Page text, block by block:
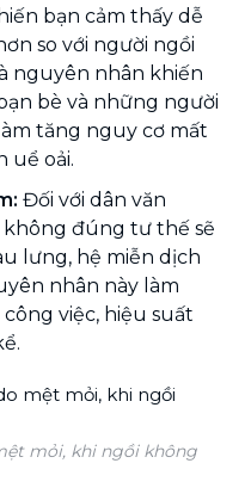
bạn cảm thấy dễ
so với người ngồi
nguyên nhân khiến
bè và những người
tăng nguy cơ mất
uể oải.
Đối với dân văn
không đúng tư thế sẽ
lưng, hệ miễn dịch
nhân này làm
việc, hiệu suất
mỏi, khi ngồi không